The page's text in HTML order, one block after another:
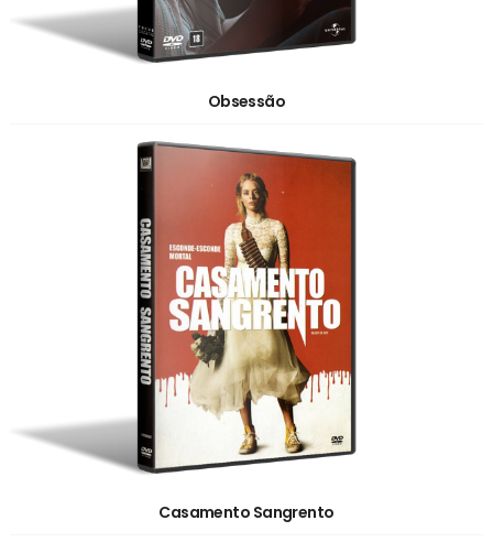
Obsessão
Casamento Sangrento